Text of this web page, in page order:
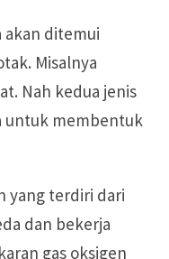
akan ditemui
Misalnya
Nah kedua jenis
untuk membentuk
yang terdiri dari
dan bekerja
gas oksigen